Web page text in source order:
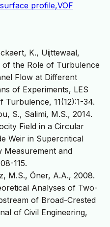
profile,VOF
K., Uijttewaal,
of the Role of Turbulence
Flow at Different
of Experiments, LES
11(12):1-34.
S., Salimi, M.S., 2014.
Field in a Circular
Weir in Supercritical
Measurement and
115.
M.S., Öner, A.A., 2008.
Analyses of Two-
of Broad-Crested
of Civil Engineering,